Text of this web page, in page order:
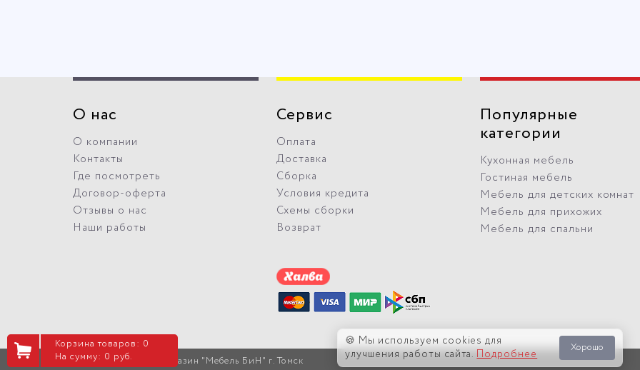
О нас
О компании
Контакты
Где посмотреть
Договор-оферта
Отзывы о нас
Наши работы
Сервис
Оплата
Доставка
Сборка
Условия кредита
Схемы сборки
Возврат
Популярные
категории
Кухонная мебель
Гостиная мебель
Мебель для детских комнат
Мебель для прихожих
Мебель для спальни
© 2026 Интернет-магазин "Мебель БиН" г. Томск
Корзина товаров: 0
На сумму: 0 руб.
🍪 Мы используем cookies для
улучшения работы сайта.Подробнее Хорошо